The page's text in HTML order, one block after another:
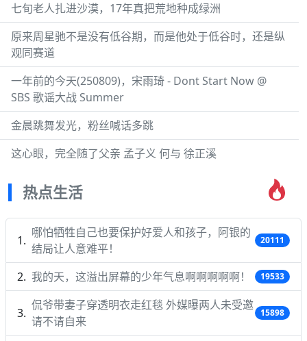
七旬老人扎进沙漠，17年真把荒地种成绿洲
原来周星驰不是没有低谷期，而是他处于低谷时，还是纵
观同赛道
一年前的今天(250809)，宋雨琦 - Dont Start Now @
SBS 歌谣大战 Summer
金晨跳舞发光，粉丝喊话多跳
这心眼，完全随了父亲 孟子义 何与 徐正溪
热点生活
哪怕牺牲自己也要保护好爱人和孩子，阿银的
结局让人意难平！
20111
我的天，这溢出屏幕的少年气息啊啊啊啊啊！ 19533
侃爷带妻子穿透明衣走红毯 外媒曝两人未受邀
请不请自来
15898